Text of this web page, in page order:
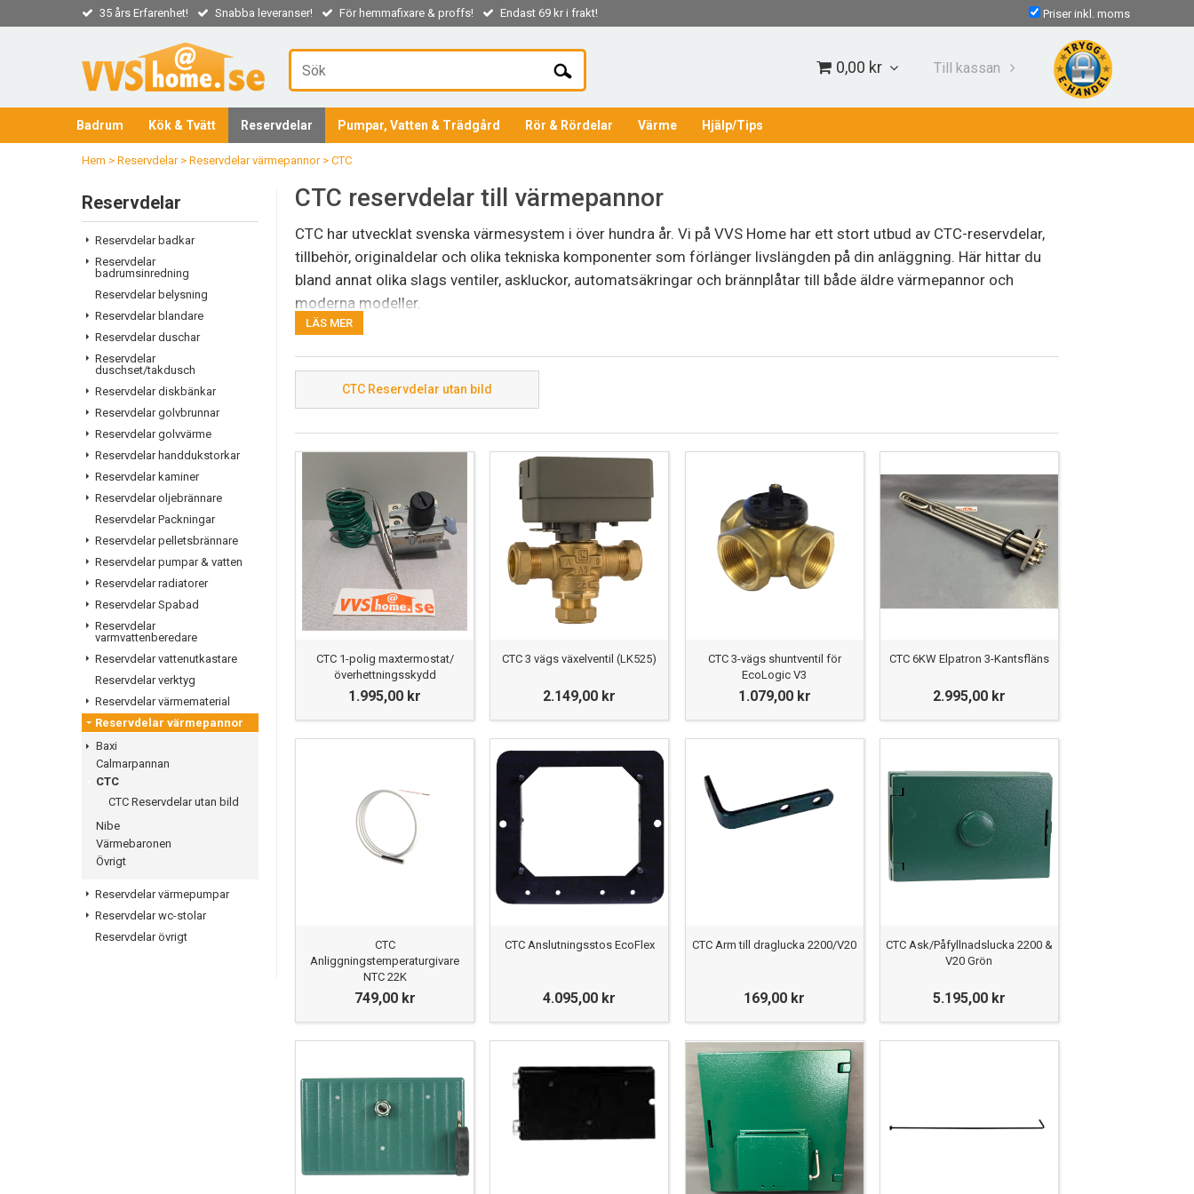
35 års Erfarenhet! Snabba leveranser! För hemmafixare & proffs! Endast 69 kr i frakt! Priser inkl. moms
0,00 kr Till kassan
Badrum Kök & Tvätt Reservdelar Pumpar, Vatten & Trädgård Rör & Rördelar Värme Hjälp/Tips
Hem > Reservdelar> Reservdelar värmepannor> CTC
Reservdelar
Reservdelar badkar
Reservdelar
badrumsinredning
Reservdelar belysning
Reservdelar blandare
Reservdelar duschar
Reservdelar
duschset/takdusch
Reservdelar diskbänkar
Reservdelar golvbrunnar
Reservdelar golvvärme
Reservdelar handdukstorkar
Reservdelar kaminer
Reservdelar oljebrännare
Reservdelar Packningar
Reservdelar pelletsbrännare
Reservdelar pumpar & vatten
Reservdelar radiatorer
Reservdelar Spabad
Reservdelar
varmvattenberedare
Reservdelar vattenutkastare
Reservdelar verktyg
Reservdelar värmematerial
Reservdelar värmepannor
Baxi
Calmarpannan
CTC
CTC Reservdelar utan bild
Nibe
Värmebaronen
Övrigt
Reservdelar värmepumpar
Reservdelar wc-stolar
Reservdelar övrigt
CTC reservdelar till värmepannor
CTC har utvecklat svenska värmesystem i över hundra år. Vi på VVS Home har ett stort utbud av CTC-reservdelar,
tillbehör, originaldelar och olika tekniska komponenter som förlänger livslängden på din anläggning. Här hittar du
bland annat olika slags ventiler, askluckor, automatsäkringar och brännplåtar till både äldre värmepannor och
moderna modeller.
även ytterligare CTC-reservdelar som inte visas i sortimentet.
LÄS MER
CTC Reservdelar utan bild
CTC 1-polig maxtermostat/
överhettningsskydd
1.995,00 kr
CTC 3 vägs växelventil (LK525)
2.149,00 kr
CTC 3-vägs shuntventil för
EcoLogic V3
1.079,00 kr
CTC 6KW Elpatron 3-Kantsfläns
2.995,00 kr
CTC
Anliggningstemperaturgivare
NTC 22K
749,00 kr
CTC Anslutningsstos EcoFlex
4.095,00 kr
CTC Arm till draglucka 2200/V20
169,00 kr
CTC Ask/Påfyllnadslucka 2200 &
V20 Grön
5.195,00 kr